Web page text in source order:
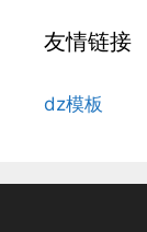
友情链接
dz模板